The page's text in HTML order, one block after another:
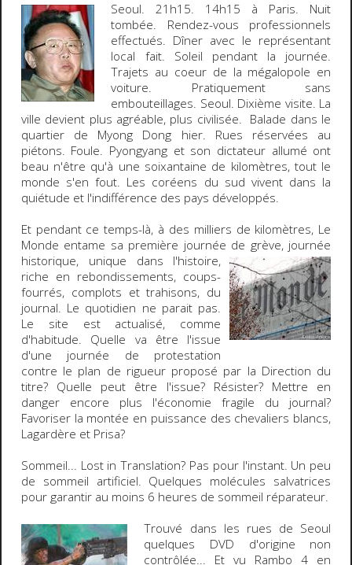
Seoul. 21h15. 14h15 à Paris. Nuit
tombée. Rendez-vous professionnels
effectués. Dîner avec le représentant
local fait. Soleil pendant la journée.
Trajets au coeur de la mégalopole en
voiture. Pratiquement sans
embouteillages. Seoul. Dixième visite. La
ville devient plus agréable, plus civilisée. Balade dans le
quartier de Myong Dong hier. Rues réservées au
piétons. Foule. Pyongyang et son dictateur allumé ont
beau n'être qu'à une soixantaine de kilomètres, tout le
monde s'en fout. Les coréens du sud vivent dans la
quiétude et l'indifférence des pays développés.
Et pendant ce temps-là, à des milliers de kilomètres, Le
Monde entame sa première journée de grève, journée
historique,unique dans l'histoire,
riche en rebondissements, coups-
fourrés, complots et trahisons, du
journal. Le quotidien ne parait pas.
Le site est actualisé, comme
d'habitude. Quelle va être l'issue
d'une journée de protestation
contre le plan de rigueur proposé par la Direction du
titre? Quelle peut être l'issue? Résister? Mettre en
danger encore plus l'économie fragile du journal?
Favoriser la montée en puissance des chevaliers blancs,
Lagardère et Prisa?
Sommeil... Lost in Translation? Pas pour l'instant. Un peu
de sommeil artificiel. Quelques molécules salvatrices
pour garantir au moins 6 heures de sommeil réparateur.
Trouvé dans les rues de Seoul
quelques DVD d'origine non
contrôlée... Et vu Rambo 4 en